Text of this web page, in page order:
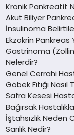
Kronik Pankreatit
Akut Biliyer
İnsülinoma
Ekzokrin
Gastrinoma
Nelerdir?
Genel Cerrahi
Göbek Fıtığı Nasıl
Safra Kesesi
Bağırsak
İştahsızlık Neden
Sarılık Nedir?